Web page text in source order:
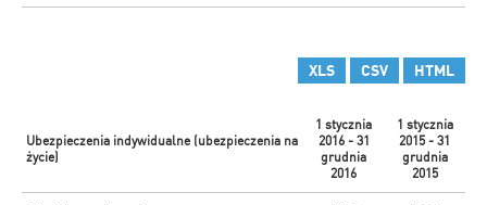
XLS CSV HTML
Ubezpieczenia indywidualne (ubezpieczenia na
życie)
1 stycznia
2016 - 31
grudnia
2016
1 stycznia
2015 - 31
grudnia
2015